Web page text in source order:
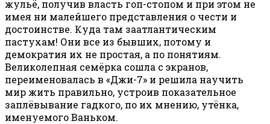
жульё, получив власть гоп-стопом и при этом не
имея ни малейшего представления о чести и
достоинстве. Куда там заатлантическим
пастухам! Они все из бывших, потому и
демократия их не простая, а по понятиям.
Великолепная семёрка сошла с экранов,
переименовалась в «Джи-7» и решила научить
мир жить правильно, устроив показательное
заплёвывание гадкого, по их мнению, утёнка,
именуемого Ваньком.